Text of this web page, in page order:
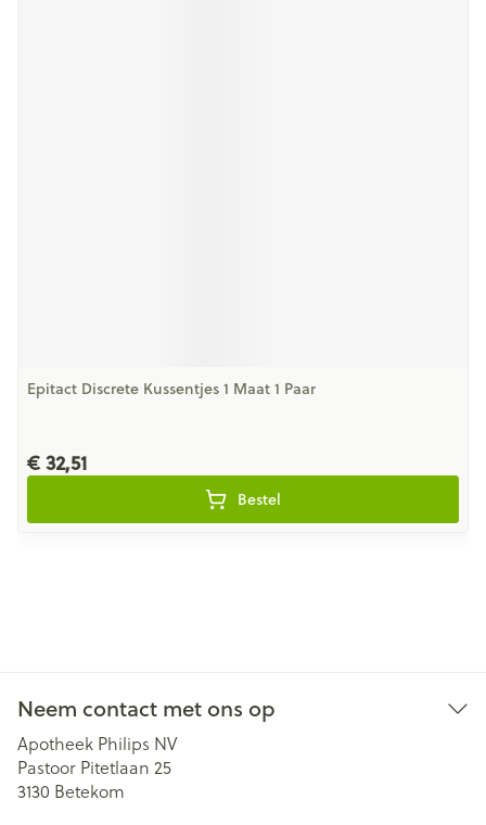
Epitact Discrete Kussentjes 1 Maat 1 Paar
€ 32,51
Bestel
Neem contact met ons op
Apotheek Philips NV
Pastoor Pitetlaan 25
3130 Betekom